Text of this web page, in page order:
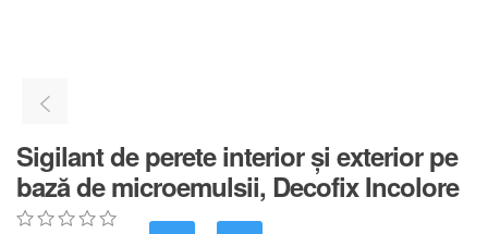
Sigilant de perete interior și exterior pe
bază de microemulsii, Decofix Incolore